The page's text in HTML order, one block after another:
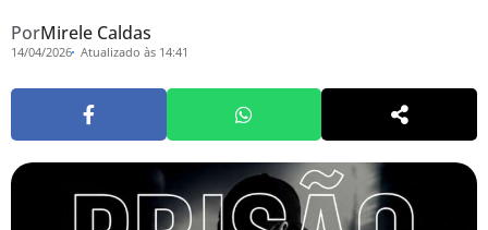
PorMirele Caldas
14/04/2026 Atualizado às 14:41